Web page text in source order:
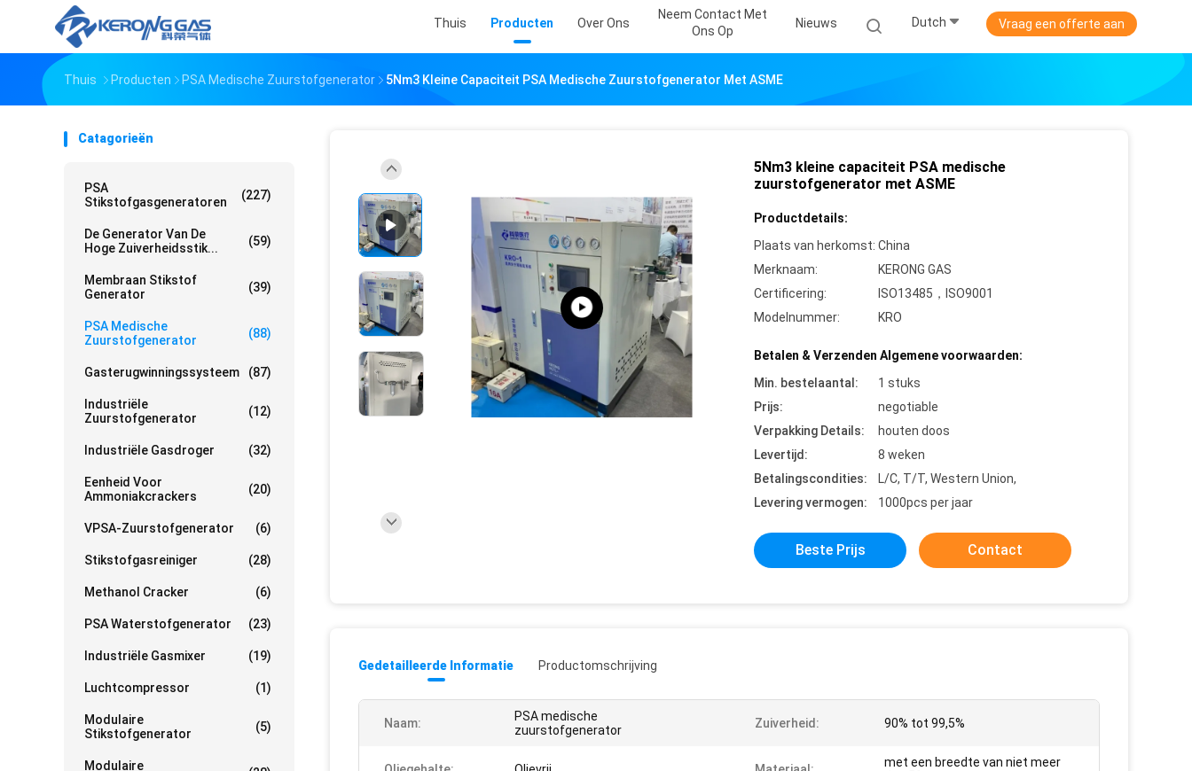
Thuis Producten Over Ons
Neem Contact Met
Ons Op
Nieuws Dutch Vraag een offerte aan
Thuis Producten PSA Medische Zuurstofgenerator 5Nm3 Kleine Capaciteit PSA Medische Zuurstofgenerator Met ASME
Catagorieën
PSA
Stikstofgasgeneratoren
(227)
De Generator Van De
Hoge Zuiverheidsstik...
(59)
Membraan Stikstof
Generator
(39)
PSA Medische
Zuurstofgenerator
(88)
Gasterugwinningssysteem (87)
Industriële
Zuurstofgenerator
(12)
Industriële Gasdroger (32)
Eenheid Voor
Ammoniakcrackers
(20)
VPSA-Zuurstofgenerator (6)
Stikstofgasreiniger (28)
Methanol Cracker (6)
PSA Waterstofgenerator (23)
Industriële Gasmixer (19)
Luchtcompressor (1)
Modulaire
Stikstofgenerator
(5)
Modulaire
5Nm3 kleine capaciteit PSA medische
zuurstofgenerator met ASME
Productdetails:
Plaats van herkomst: China
Merknaam:
KERONG GAS
Certificering:
ISO13485，ISO9001
Modelnummer:
KRO
Betalen & Verzenden Algemene voorwaarden:
Min. bestelaantal:
1 stuks
Prijs:
negotiable
Verpakking Details:
houten doos
Levertijd:
8 weken
Betalingscondities:
L/C, T/T, Western Union,
Levering vermogen:
1000pcs per jaar
Beste Prijs Contact
Gedetailleerde Informatie Productomschrijving
Naam:
PSA medische
zuurstofgenerator
Zuiverheid: 90% tot 99,5%
met een breedte van niet meer